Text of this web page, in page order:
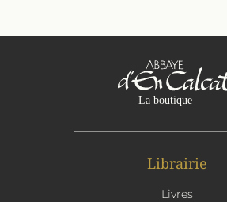
Librairie
Livres